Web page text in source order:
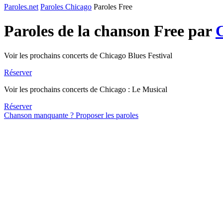
Paroles.net Paroles Chicago Paroles Free
Paroles de la chanson Free par
Voir les prochains concerts de Chicago Blues Festival
Réserver
Voir les prochains concerts de Chicago : Le Musical
Réserver
Chanson manquante ? Proposer les paroles